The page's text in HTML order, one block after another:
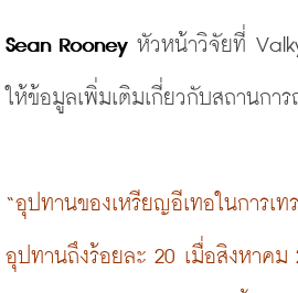
Sean Rooney หัวหน้าวิจัยที่
ให้ข้อมูลเพิ่มเติมเกี่ยวกับสถานกา
“อุปทานของเหรียญอีเทอในการเ
อุปทานถึงร้อยละ 20 เมื่อสิงหาคม